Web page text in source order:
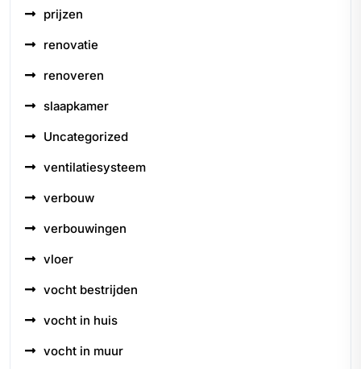
prijzen
renovatie
renoveren
slaapkamer
Uncategorized
ventilatiesysteem
verbouw
verbouwingen
vloer
vocht bestrijden
vocht in huis
vocht in muur